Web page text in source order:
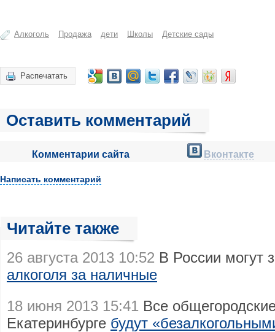
Алкоголь Продажа дети Школы Детские сады
Распечатать
Оставить комментарий
Комментарии сайта Вконтакте
Написать комментарий
Читайте также
26 августа 2013 10:52 В России могут
алкоголя за наличные
18 июня 2013 15:41 Все
Екатеринбурге будут